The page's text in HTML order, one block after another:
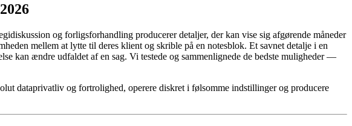
og forligsforhandling producerer detaljer, der kan vise sig afgørende måneder
mellem at lytte til deres klient og skrible på en notesblok. Et savnet detalje i en
kan ændre udfaldet af en sag. Vi testede og sammenlignede de bedste muligheder —
dataprivatliv og fortrolighed, operere diskret i følsomme indstillinger og producere